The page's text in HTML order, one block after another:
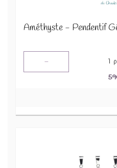
Améthyste - Pendentif
- 1
59